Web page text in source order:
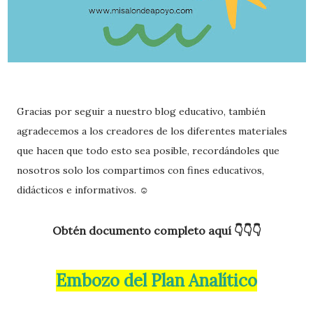
Gracias por seguir a nuestro blog educativo, también
agradecemos a los creadores de los diferentes materiales
que hacen que todo esto sea posible, recordándoles que
nosotros solo los compartimos con fines educativos,
didácticos e informativos. ☺️
Obtén documento completo aquí 👇👇👇
Embozo del Plan Analítico